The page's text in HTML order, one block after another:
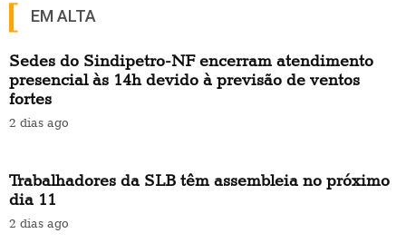
EM ALTA
Sedes do Sindipetro-NF encerram atendimento
presencial às 14h devido à previsão de ventos
fortes
2 dias ago
Trabalhadores da SLB têm assembleia no próximo
dia 11
2 dias ago